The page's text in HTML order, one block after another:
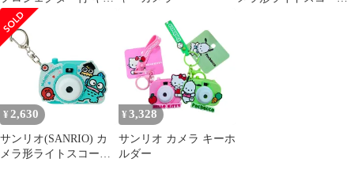
ホルダー
¥ 2,630
サンリオ(SANRIO) カ
メラ形ライトスコープ
¥ 3,328
サンリオ カメラ キーホ
ルダー